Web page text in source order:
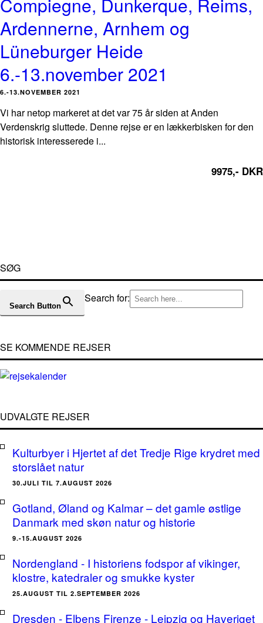
Ardennerne, Arnhem og
Lüneburger Heide
6.-13.november 2021
6.-13.NOVEMBER 2021
Vi har netop markeret at det var 75 år siden at Anden
Verdenskrig sluttede. Denne rejse er en lækkerbisken for den
historisk interesserede i...
9975,- DKR
SØG
Search for:
Search Button
SE KOMMENDE REJSER
UDVALGTE REJSER
Kulturbyer i Hjertet af det Tredje Rige krydret med
storslået natur
30.JULI TIL 7.AUGUST 2026
Gotland, Øland og Kalmar – det gamle østlige
Danmark med skøn natur og historie
9.-15.AUGUST 2026
Nordengland - I historiens fodspor af vikinger,
klostre, katedraler og smukke kyster
25.AUGUST TIL 2.SEPTEMBER 2026
Dresden - Elbens Firenze - Leipzig og Haveriget